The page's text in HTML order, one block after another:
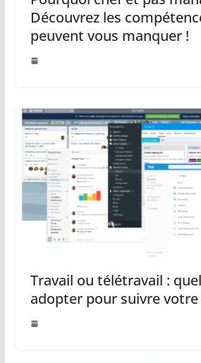
chef
Vous essayez
d’exploiter toute
dimension
de votre rôle de
?
Vérifiez que
abordez chacun
des points
dans cette check-
Découvrez les
peuvent vous manquer !
Travail ou télétravail :
adopter pour suivre votre